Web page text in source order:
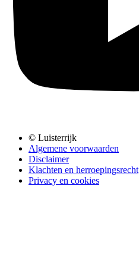
© Luisterrijk
Algemene voorwaarden
Disclaimer
Klachten en herroepingsrecht
Privacy en cookies